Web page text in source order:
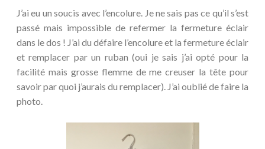
J’ai eu un soucis avec l’encolure. Je ne sais pas ce qu’il s’est
passé mais impossible de refermer la fermeture éclair
dans le dos ! J’ai du défaire l’encolure et la fermeture éclair
et remplacer par un ruban (oui je sais j’ai opté pour la
facilité mais grosse flemme de me creuser la tête pour
savoir par quoi j’aurais du remplacer). J’ai oublié de faire la
photo.